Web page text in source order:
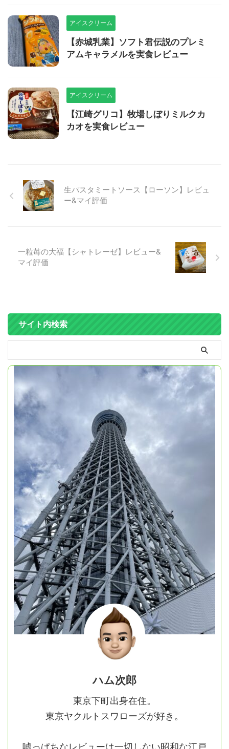
アイスクリーム
【赤城乳業】ソフト君伝説のプレミ
アムキャラメルを実食レビュー
アイスクリーム
【江崎グリコ】牧場しぼりミルクカ
カオを実食レビュー
生パスタミートソース【ローソン】レビュ
ー&マイ評価
一粒苺の大福【シャトレーゼ】レビュー&
マイ評価
サイト内検索
ハム次郎
東京下町出身在住。
東京ヤクルトスワローズが好き。
嘘っぱちなレビューは一切しない昭和な江戸